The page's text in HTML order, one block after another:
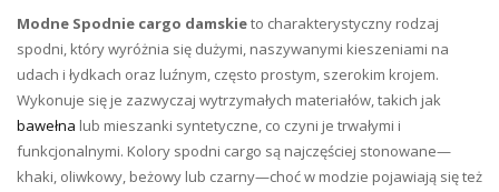
Modne Spodnie cargo damskieto charakterystyczny rodzaj
spodni, który wyróżnia się dużymi, naszywanymi kieszeniami na
udach i łydkach oraz luźnym, często prostym, szerokim krojem.
Wykonuje się je zazwyczaj wytrzymałych materiałów, takich jak
bawełna lub mieszanki syntetyczne, co czyni je trwałymi i
funkcjonalnymi. Kolory spodni cargo są najczęściej stonowane—
khaki, oliwkowy, beżowy lub czarny—choć w modzie pojawiają się też